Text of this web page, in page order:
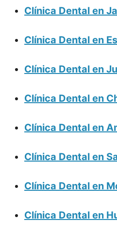
Clínica Dental en
Clínica Dental en
Clínica Dental en
Clínica Dental en
Clínica Dental en
Clínica Dental en
Clínica Dental en
Clínica Dental en